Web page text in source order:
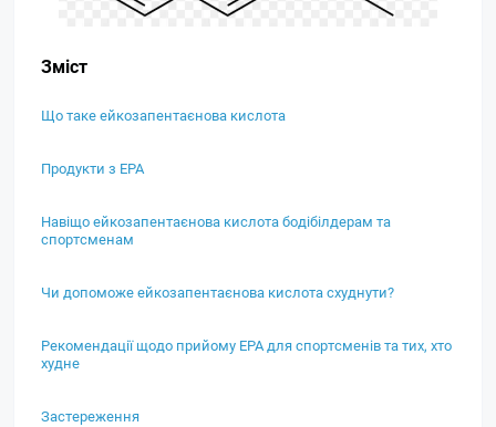
Зміст
Що таке ейкозапентаєнова кислота
Продукти з EPA
Навіщо ейкозапентаєнова кислота бодібілдерам та
спортсменам
Чи допоможе ейкозапентаєнова кислота схуднути?
Рекомендації щодо прийому EPA для спортсменів та тих, хто
худне
Застереження